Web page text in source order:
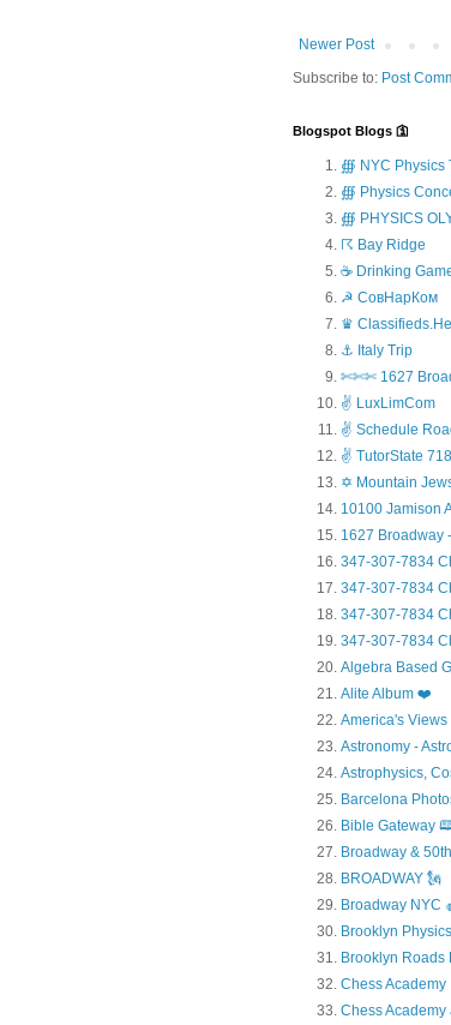
Newer Post
Subscribe to: Post
Blogspot Blogs 🛐
∰ NYC Physics
∰ Physics
∰ PHYSICS
☈ Bay Ridge
☕ Drinking
☭ СовНарКом
♛
⚓ Italy Trip
✄✄✄ 1627
✌ LuxLimCom
✌ Schedule
✌ TutorState
✡ Mountain
10100 Jamison
1627 Broadway
347-307-7834
347-307-7834
347-307-7834
347-307-
Algebra Based
Alite Album ❤️
America's
Astronomy -
Astrophysics,
Barcelona
Bible Gateway
Broadway &
BROADWAY 🗽
Broadway NYC
Brooklyn
Brooklyn Roads
Chess
Chess Academy